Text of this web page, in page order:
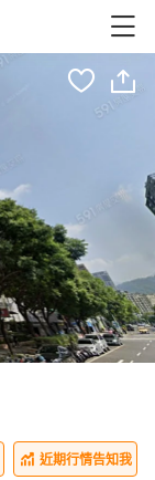
近期行情告知我